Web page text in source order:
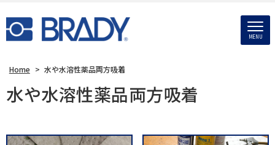
MENU
Home > 水や水溶性薬品両方吸着
水や水溶性薬品両方吸着